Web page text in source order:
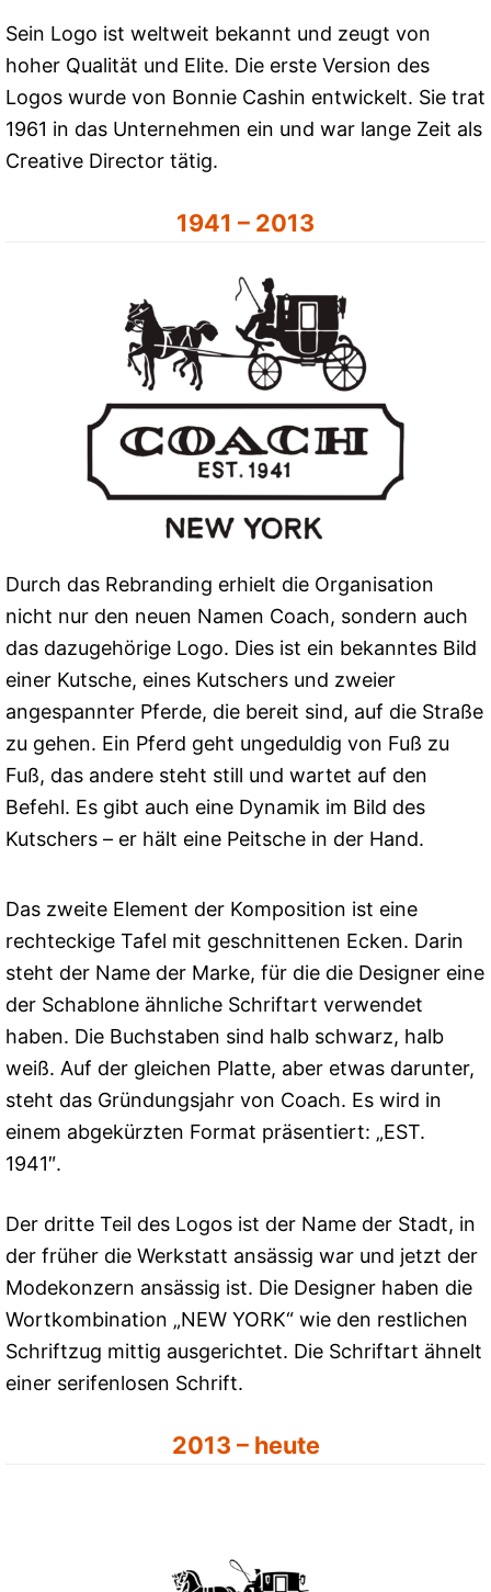
Sein Logo ist weltweit bekannt und zeugt von
hoher Qualität und Elite. Die erste Version des
Logos wurde von Bonnie Cashin entwickelt. Sie trat
1961 in das Unternehmen ein und war lange Zeit als
Creative Director tätig.
1941 – 2013
Durch das Rebranding erhielt die Organisation
nicht nur den neuen Namen Coach, sondern auch
das dazugehörige Logo. Dies ist ein bekanntes Bild
einer Kutsche, eines Kutschers und zweier
angespannter Pferde, die bereit sind, auf die Straße
zu gehen. Ein Pferd geht ungeduldig von Fuß zu
Fuß, das andere steht still und wartet auf den
Befehl. Es gibt auch eine Dynamik im Bild des
Kutschers – er hält eine Peitsche in der Hand.
Das zweite Element der Komposition ist eine
rechteckige Tafel mit geschnittenen Ecken. Darin
steht der Name der Marke, für die die Designer eine
der Schablone ähnliche Schriftart verwendet
haben. Die Buchstaben sind halb schwarz, halb
weiß. Auf der gleichen Platte, aber etwas darunter,
steht das Gründungsjahr von Coach. Es wird in
einem abgekürzten Format präsentiert: „EST.
1941″.
Der dritte Teil des Logos ist der Name der Stadt, in
der früher die Werkstatt ansässig war und jetzt der
Modekonzern ansässig ist. Die Designer haben die
Wortkombination „NEW YORK“ wie den restlichen
Schriftzug mittig ausgerichtet. Die Schriftart ähnelt
einer serifenlosen Schrift.
2013 – heute